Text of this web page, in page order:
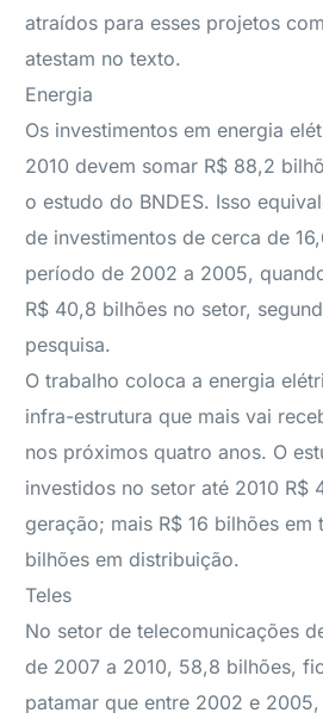
atraídos para esses projetos
atestam no texto.
Energia
Os investimentos em energia
2010 devem somar R$ 88,2
o estudo do BNDES. Isso
de investimentos de cerca de
período de 2002 a 2005,
R$ 40,8 bilhões no setor,
pesquisa.
O trabalho coloca a energia
infra-estrutura que mais vai
nos próximos quatro anos. O
investidos no setor até 2010 R$
geração; mais R$ 16 bilhões em
bilhões em distribuição.
Teles
No setor de telecomunicações
de 2007 a 2010, 58,8 bilhões,
patamar que entre 2002 e